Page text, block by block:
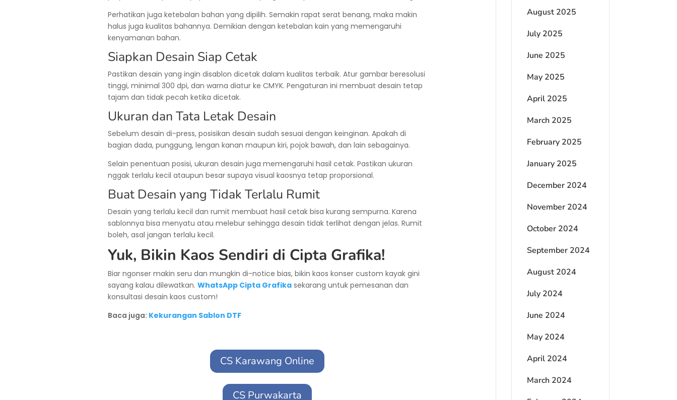
Perhatikan juga ketebalan bahan yang dipilih. Semakin rapat serat benang, maka makin
halus juga kualitas bahannya. Demikian dengan ketebalan kain yang memengaruhi
kenyamanan bahan.
Siapkan Desain Siap Cetak
Pastikan desain yang ingin disablon dicetak dalam kualitas terbaik. Atur gambar beresolusi
tinggi, minimal 300 dpi, dan warna diatur ke CMYK. Pengaturan ini membuat desain tetap
tajam dan tidak pecah ketika dicetak.
Ukuran dan Tata Letak Desain
Sebelum desain di-press, posisikan desain sudah sesuai dengan keinginan. Apakah di
bagian dada, punggung, lengan kanan maupun kiri, pojok bawah, dan lain sebagainya.
Selain penentuan posisi, ukuran desain juga memengaruhi hasil cetak. Pastikan ukuran
nggak terlalu kecil ataupun besar supaya visual kaosnya tetap proporsional.
Buat Desain yang Tidak Terlalu Rumit
Desain yang terlalu kecil dan rumit membuat hasil cetak bisa kurang sempurna. Karena
sablonnya bisa menyatu atau melebur sehingga desain tidak terlihat dengan jelas. Rumit
boleh, asal jangan terlalu kecil.
Yuk, Bikin Kaos Sendiri di Cipta Grafika!
Biar ngonser makin seru dan mungkin di-notice bias, bikin kaos konser custom kayak gini
sayang kalau dilewatkan. WhatsApp Cipta Grafikasekarang untuk pemesanan dan
konsultasi desain kaos custom!
Baca juga: Kekurangan Sablon DTF
CS Karawang Online
CS Purwakarta
August 2025
July 2025
June 2025
May 2025
April 2025
March 2025
February 2025
January 2025
December 2024
November 2024
October 2024
September 2024
August 2024
July 2024
June 2024
May 2024
April 2024
March 2024